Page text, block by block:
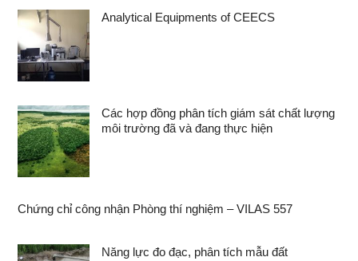
Analytical Equipments of CEECS
Các hợp đồng phân tích giám sát chất lượng
môi trường đã và đang thực hiện
Chứng chỉ công nhận Phòng thí nghiệm – VILAS 557
Năng lực đo đạc, phân tích mẫu đất